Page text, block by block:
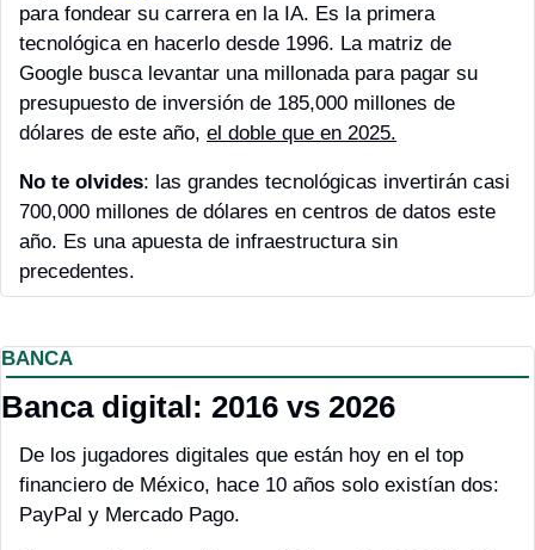
para fondear su carrera en la IA. Es la primera
tecnológica en hacerlo desde 1996. La matriz de
Google busca levantar una millonada para pagar su
presupuesto de inversión de 185,000 millones de
dólares de este año, el doble que en 2025.
No te olvides: las grandes tecnológicas invertirán casi
700,000 millones de dólares en centros de datos este
año. Es una apuesta de infraestructura sin
precedentes.
BANCA
Banca digital: 2016 vs 2026
De los jugadores digitales que están hoy en el top
financiero de México, hace 10 años solo existían dos:
PayPal y Mercado Pago.